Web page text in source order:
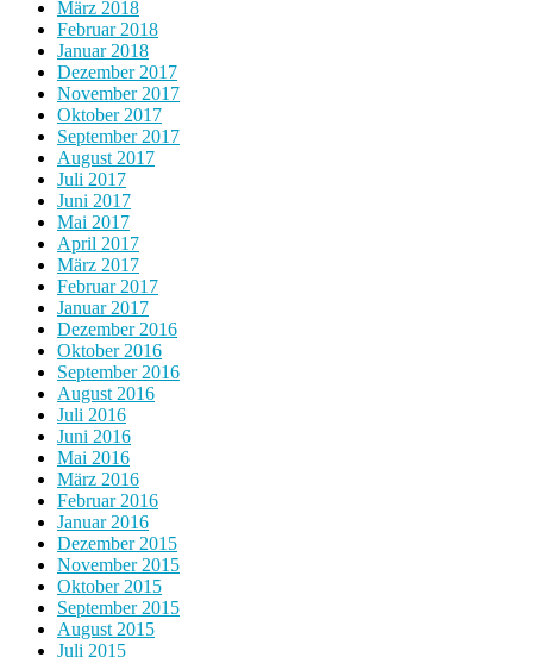
März 2018
Februar 2018
Januar 2018
Dezember 2017
November 2017
Oktober 2017
September 2017
August 2017
Juli 2017
Juni 2017
Mai 2017
April 2017
März 2017
Februar 2017
Januar 2017
Dezember 2016
Oktober 2016
September 2016
August 2016
Juli 2016
Juni 2016
Mai 2016
März 2016
Februar 2016
Januar 2016
Dezember 2015
November 2015
Oktober 2015
September 2015
August 2015
Juli 2015